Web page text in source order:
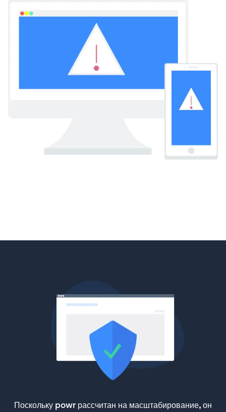
Поскольку powr рассчитан на масштабирование, он